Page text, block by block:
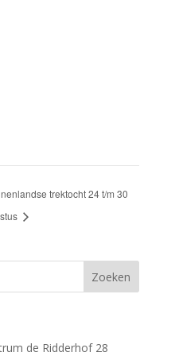
trektocht 24 t/m 30
de Ridderhof 28